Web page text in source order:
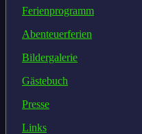
Ferienprogramm
Abenteuerferien
Bildergalerie
Gästebuch
Presse
Links